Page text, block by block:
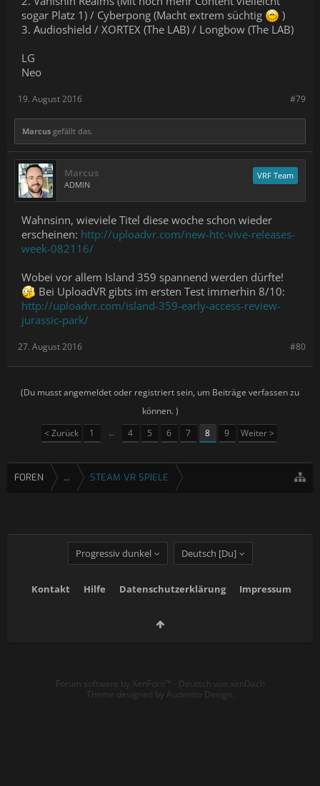
sogar Platz 1) / Cyberpong (Macht extrem süchtig
)
3. Audioshield / XORTEX (The LAB) / Longbow (The LAB)
LG
Neo
#79
19. August 2016
Marcus gefällt das.
Marcus
ADMIN
VRF Team
Wahnsinn, wieviele Titel diese woche schon wieder
erscheinen: http://uploadvr.com/new-htc-vive-releases-
week-082116/
Wobei vor allem Island 359 spannend werden dürfte!
Bei UploadVR gibts im ersten Test immerhin 8/10:
http://uploadvr.com/island-359-early-access-review-
jurassic-park/
#80
27. August 2016
(Du musst angemeldet oder registriert sein, um Beiträge verfassen zu
können. )
< Zurück
1 ← 4 5 6 7 8 9 Weiter >
FOREN ... STEAM VR SPIELE
Progressiv dunkel Deutsch [Du]
Kontakt Hilfe Datenschutzerklärung Impressum
Forum software by XenForo™ - Deutsch von xenDach
Theme designed by Audentio Design.